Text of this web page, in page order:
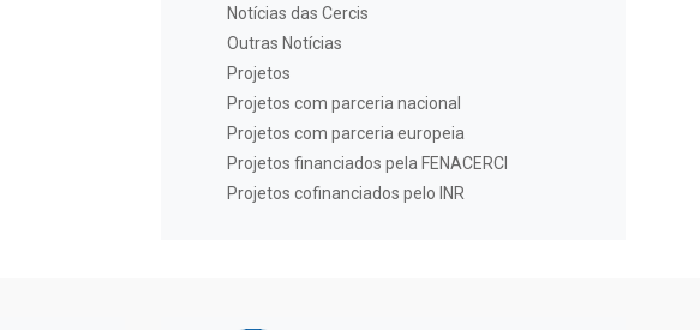
Notícias das Cercis
Outras Notícias
Projetos
Projetos com parceria nacional
Projetos com parceria europeia
Projetos financiados pela FENACERCI
Projetos cofinanciados pelo INR